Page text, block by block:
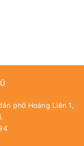
phố Hoàng Liên 1,